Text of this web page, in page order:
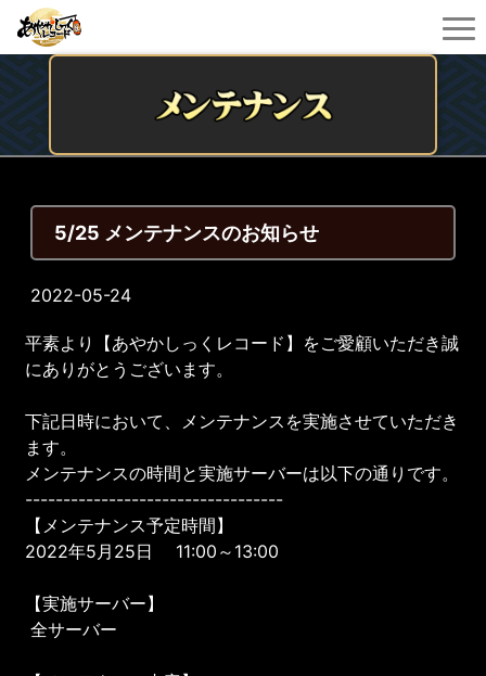
5/25 メンテナンスのお知らせ
2022-05-24
平素より【あやかしっくレコード】をご愛顧いただき誠
にありがとうございます。
下記日時において、メンテナンスを実施させていただき
ます。
メンテナンスの時間と実施サーバーは以下の通りです。
----------------------------------
【メンテナンス予定時間】
2022年5月25日 11:00～13:00
【実施サーバー】
全サーバー